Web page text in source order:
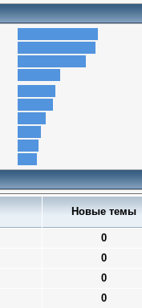
Новые темы
0
0
0
0